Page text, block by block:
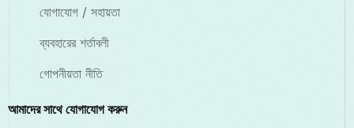
যোগাযোগ / সহায়তা
ব্যবহারের শর্তাবলী
গোপনীয়তা নীতি
আমাদের সাথে যোগাযোগ করুন